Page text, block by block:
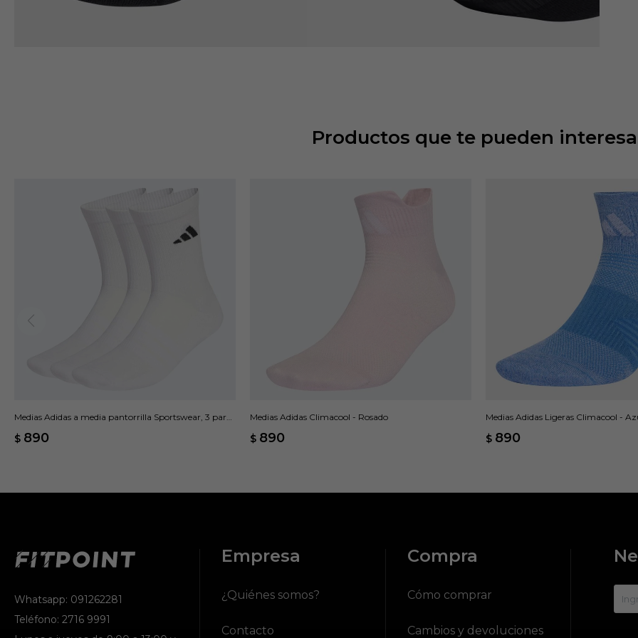
Productos que te pueden
Medias Adidas a media pantorrilla Sportswear, 3 pares
$ 890
Medias Adidas Climacool - Rosado
$ 890
Medias Adidas Ligeras Climacool -
$ 890
Whatsapp: 091262281
Teléfono: 2716 9991
Empresa
¿Quiénes somos?
Contacto
Compra
Cómo comprar
Cambios y devoluciones